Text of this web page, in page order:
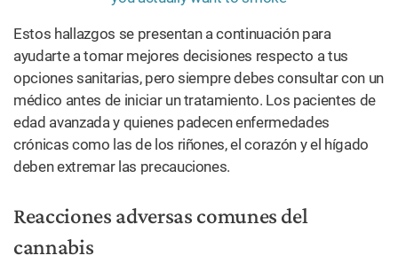
Estos hallazgos se presentan a continuación para
ayudarte a tomar mejores decisiones respecto a tus
opciones sanitarias, pero siempre debes consultar con un
médico antes de iniciar un tratamiento. Los pacientes de
edad avanzada y quienes padecen enfermedades
crónicas como las de los riñones, el corazón y el hígado
deben extremar las precauciones.
Reacciones adversas comunes del
cannabis